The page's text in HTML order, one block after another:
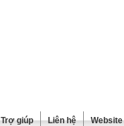
Trợ giúp Liên hệ